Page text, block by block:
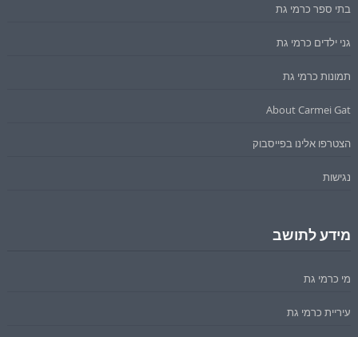
בתי ספר כרמי גת
גני ילדים כרמי גת
תמונות כרמי גת
About Carmei Gat
הצטרפו אלינו בפייסבוק
נגישות
מידע לתושב
מי כרמי גת
עיריית כרמי גת